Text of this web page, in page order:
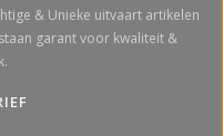
& Unieke uitvaart artikelen
garant voor kwaliteit &